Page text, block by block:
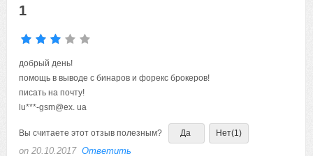
1
добрый день!
помощь в выводе с бинаров и форекс брокеров!
писать на почту!
lu***-gsm@ex.
Вы считаете этот отзыв полезным? Да Нет(1)
on 20.10.2017 Ответить